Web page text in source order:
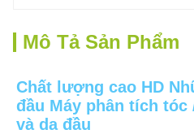
Mô Tả Sản Phẩm
Chất lượng cao HD
đầu Máy phân tích tóc
và da đầu